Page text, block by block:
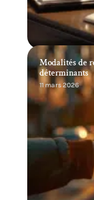
Modalités de
déterminants
11 mars 2026